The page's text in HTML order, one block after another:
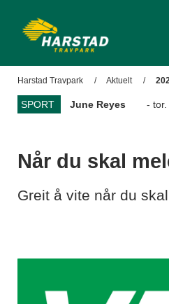
Harstad Travpark Aktuelt
SPORT June Reyes - tor.
Når du skal
Greit å vite når du